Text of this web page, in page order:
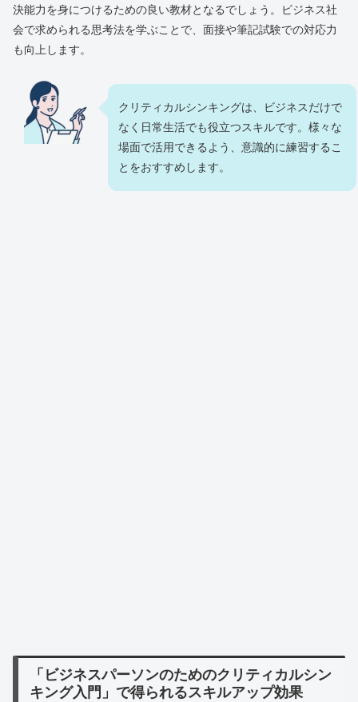
決能力を身につけるための良い教材となるでしょう。ビジネス社
会で求められる思考法を学ぶことで、面接や筆記試験での対応力
も向上します。
クリティカルシンキングは、ビジネスだけで
なく日常生活でも役立つスキルです。様々な
場面で活用できるよう、意識的に練習するこ
とをおすすめします。
「ビジネスパーソンのためのクリティカルシン
キング入門」で得られるスキルアップ効果